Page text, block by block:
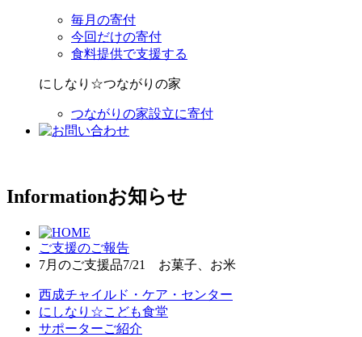
毎月の寄付
今回だけの寄付
食料提供で支援する
にしなり☆つながりの家
つながりの家設立に寄付
Informationお知らせ
ご支援のご報告
7月のご支援品7/21 お菓子、お米
西成チャイルド・ケア・センター
にしなり☆こども食堂
サポーターご紹介